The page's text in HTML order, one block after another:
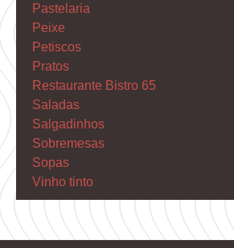
Pastelaria
Peixe
Petiscos
Pratos
Restaurante Bistro 65
Saladas
Salgadinhos
Sobremesas
Sopas
Vinho tinto